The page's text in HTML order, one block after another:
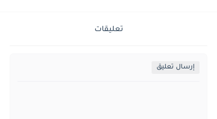
تعليقات
إرسال تعليق